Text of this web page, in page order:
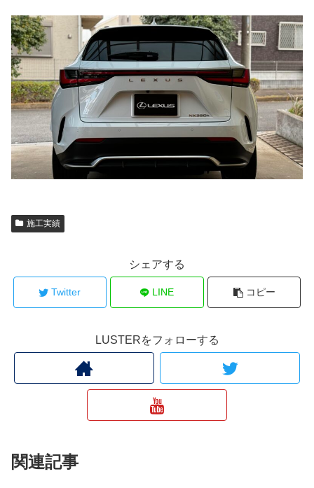
施工実績
シェアする
Twitter LINE コピー
LUSTERをフォローする
関連記事